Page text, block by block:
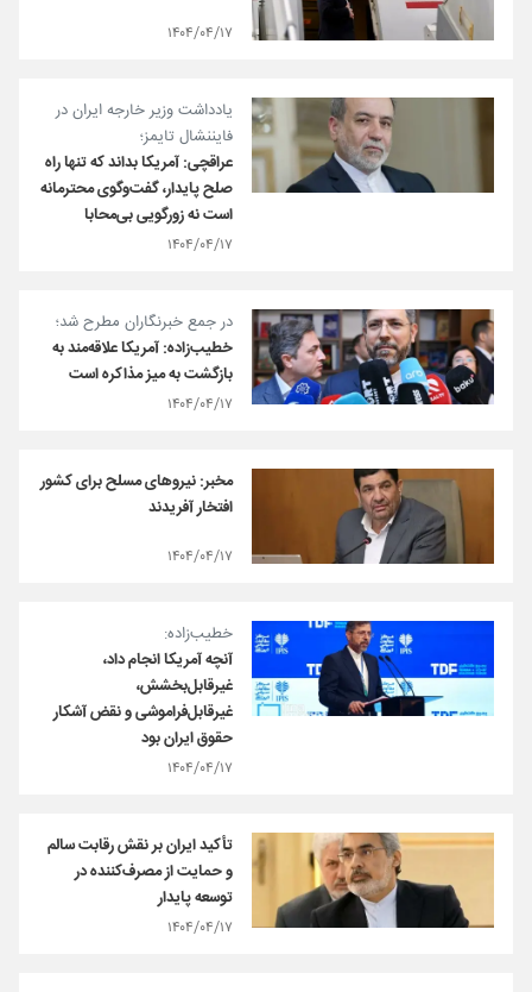
۱۴۰۴/۰۴/۱۷
یادداشت وزیر خارجه ایران در
فایننشال تایمز؛
عراقچی: آمریکا بداند که تنها راه
صلح پایدار، گفت‌وگوی محترمانه
است نه زورگویی بی‌محابا
۱۴۰۴/۰۴/۱۷
در جمع خبرنگاران مطرح شد؛
خطیب‌زاده: آمریکا علاقه‌مند به
بازگشت به میز مذاکره است
۱۴۰۴/۰۴/۱۷
مخبر: نیروهای مسلح برای کشور
افتخار آفریدند
۱۴۰۴/۰۴/۱۷
خطیب‌زاده:
آنچه آمریکا انجام داد،
غیرقابل‌بخشش،
غیرقابل‌فراموشی و نقض آشکار
حقوق ایران بود
۱۴۰۴/۰۴/۱۷
تأکید ایران بر نقش رقابت سالم
و حمایت از مصرف‌کننده در
توسعه پایدار
۱۴۰۴/۰۴/۱۷